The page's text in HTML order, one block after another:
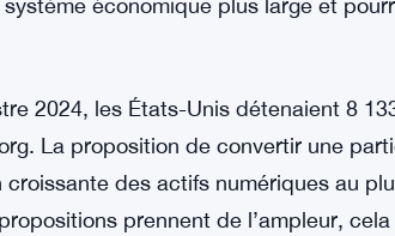
l’avenir de l’or
également en faveur du Bitcoin. Le
a proposé l’idée de
États-Unis pour acheter du Bitcoin
témoigne d’une